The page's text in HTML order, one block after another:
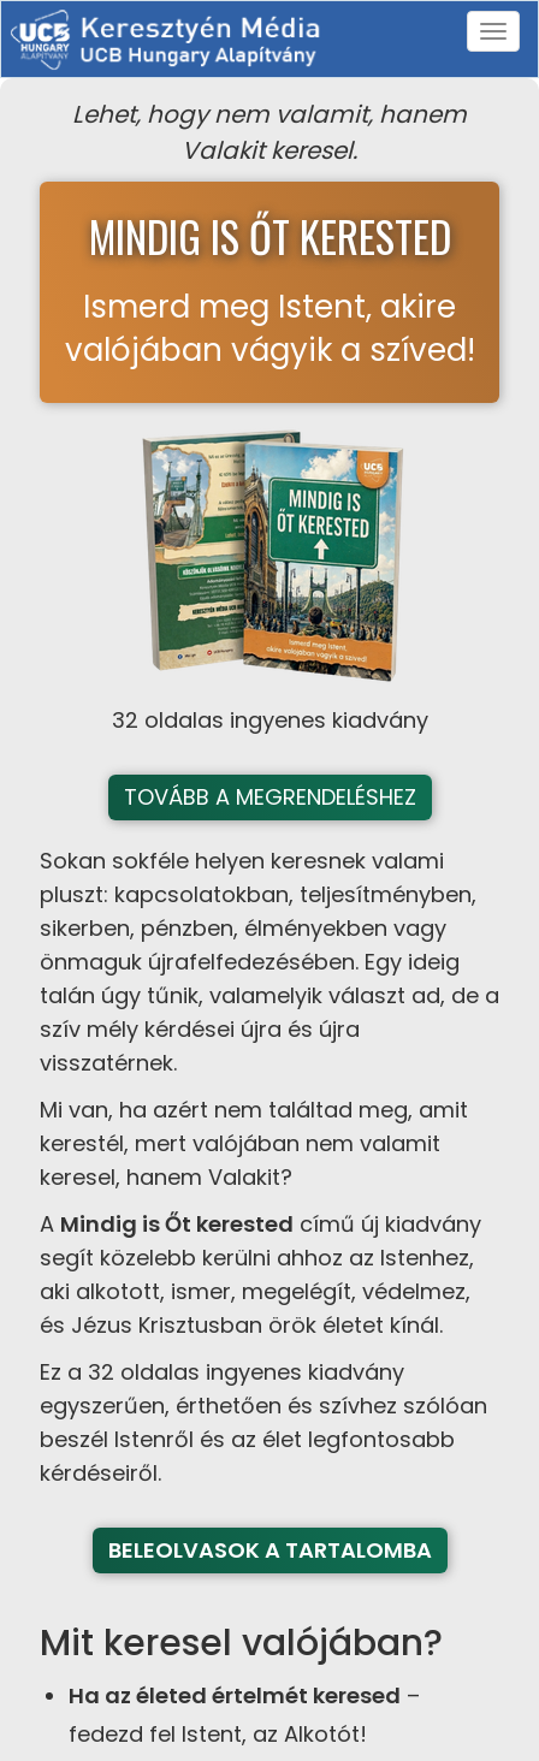
Lehet, hogy nem valamit, hanem
Valakit keresel.
MINDIG IS ŐT KERESTED
Ismerd meg Istent, akire
valójában vágyik a szíved!
32 oldalas ingyenes kiadvány
TOVÁBB A MEGRENDELÉSHEZ
Sokan sokféle helyen keresnek valami
pluszt: kapcsolatokban, teljesítményben,
sikerben, pénzben, élményekben vagy
önmaguk újrafelfedezésében. Egy ideig
talán úgy tűnik, valamelyik választ ad, de a
szív mély kérdései újra és újra
visszatérnek.
Mi van, ha azért nem találtad meg, amit
kerestél, mert valójában nem valamit
keresel, hanem Valakit?
A Mindig is Őt kerested című új kiadvány
segít közelebb kerülni ahhoz az Istenhez,
aki alkotott, ismer, megelégít, védelmez,
és Jézus Krisztusban örök életet kínál.
Ez a 32 oldalas ingyenes kiadvány
egyszerűen, érthetően és szívhez szólóan
beszél Istenről és az élet legfontosabb
kérdéseiről.
BELEOLVASOK A TARTALOMBA
Mit keresel valójában?
Ha az életed értelmét keresed –
fedezd fel Istent, az Alkotót!